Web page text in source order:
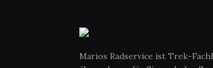
Marios Radservice ist Trek-